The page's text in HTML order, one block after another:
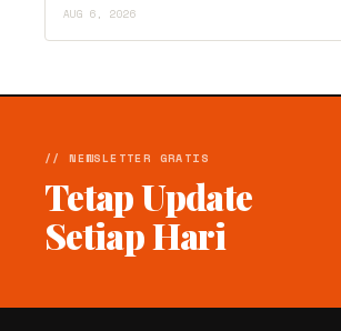
AUG 6, 2026
// NEWSLETTER GRATIS
Tetap Update
Setiap Hari